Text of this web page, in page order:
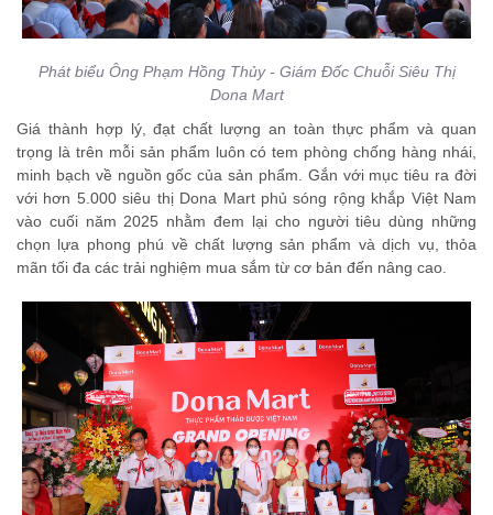
Phát biểu Ông Phạm Hồng Thủy - Giám Đốc Chuỗi Siêu Thị
Dona Mart
Giá thành hợp lý, đạt chất lượng an toàn thực phẩm và quan
trọng là trên mỗi sản phẩm luôn có tem phòng chống hàng nhái,
minh bạch về nguồn gốc của sản phẩm. Gắn với mục tiêu ra đời
với hơn 5.000 siêu thị Dona Mart phủ sóng rộng khắp Việt Nam
vào cuối năm 2025 nhằm đem lại cho người tiêu dùng những
chọn lựa phong phú về chất lượng sản phẩm và dịch vụ, thỏa
mãn tối đa các trải nghiệm mua sắm từ cơ bản đến nâng cao.